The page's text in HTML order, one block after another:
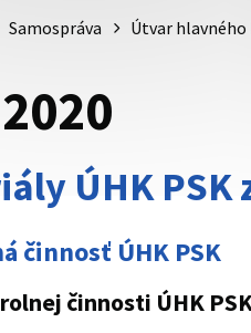
Samospráva Útvar
ÚHK PSK
činnosť ÚHK PSK
činnosti ÚHK